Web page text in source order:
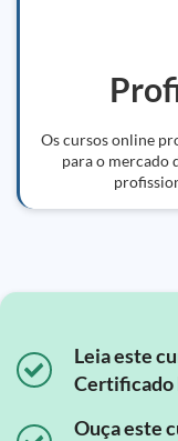
Os cursos online
para o mercado
Leia este
Certificado
Ouça este